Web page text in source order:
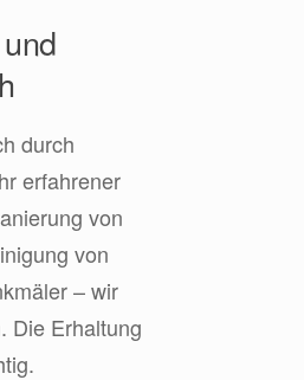
durch
erfahrener
von
von
– wir
Die Erhaltung